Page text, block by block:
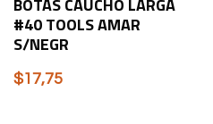
BOTAS CAUCHO LARGA
#40 TOOLS AMAR
S/NEGR
$17,75